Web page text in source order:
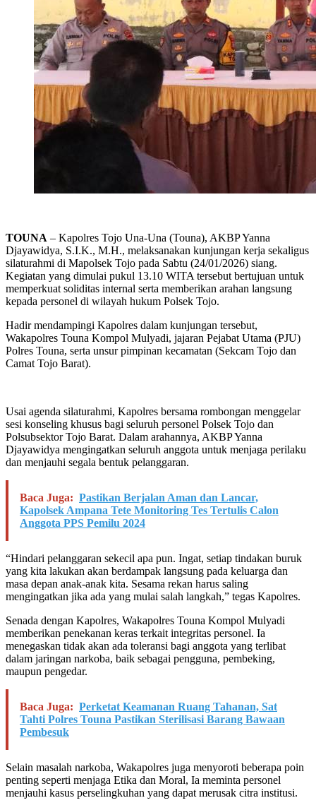
TOUNA – Kapolres Tojo Una-Una (Touna), AKBP Yanna
Djayawidya, S.I.K., M.H., melaksanakan kunjungan kerja sekaligus
silaturahmi di Mapolsek Tojo pada Sabtu (24/01/2026) siang.
Kegiatan yang dimulai pukul 13.10 WITA tersebut bertujuan untuk
memperkuat soliditas internal serta memberikan arahan langsung
kepada personel di wilayah hukum Polsek Tojo.
Hadir mendampingi Kapolres dalam kunjungan tersebut,
Wakapolres Touna Kompol Mulyadi, jajaran Pejabat Utama (PJU)
Polres Touna, serta unsur pimpinan kecamatan (Sekcam Tojo dan
Camat Tojo Barat).
Usai agenda silaturahmi, Kapolres bersama rombongan menggelar
sesi konseling khusus bagi seluruh personel Polsek Tojo dan
Polsubsektor Tojo Barat. Dalam arahannya, AKBP Yanna
Djayawidya mengingatkan seluruh anggota untuk menjaga perilaku
dan menjauhi segala bentuk pelanggaran.
Baca Juga: Pastikan Berjalan Aman dan Lancar,
Kapolsek Ampana Tete Monitoring Tes Tertulis Calon
Anggota PPS Pemilu 2024
“Hindari pelanggaran sekecil apa pun. Ingat, setiap tindakan buruk
yang kita lakukan akan berdampak langsung pada keluarga dan
masa depan anak-anak kita. Sesama rekan harus saling
mengingatkan jika ada yang mulai salah langkah,” tegas Kapolres.
Senada dengan Kapolres, Wakapolres Touna Kompol Mulyadi
memberikan penekanan keras terkait integritas personel. Ia
menegaskan tidak akan ada toleransi bagi anggota yang terlibat
dalam jaringan narkoba, baik sebagai pengguna, pembeking,
maupun pengedar.
Baca Juga: Perketat Keamanan Ruang Tahanan, Sat
Tahti Polres Touna Pastikan Sterilisasi Barang Bawaan
Pembesuk
Selain masalah narkoba, Wakapolres juga menyoroti beberapa poin
penting seperti menjaga Etika dan Moral, Ia meminta personel
menjauhi kasus perselingkuhan yang dapat merusak citra institusi.